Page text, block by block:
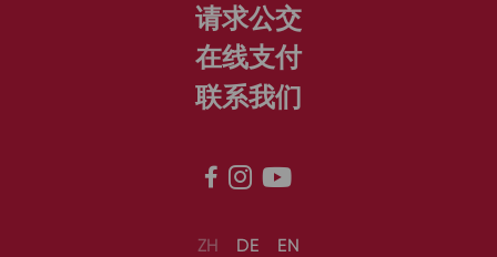
请求公交
在线支付
联系我们
  
ZH DE EN